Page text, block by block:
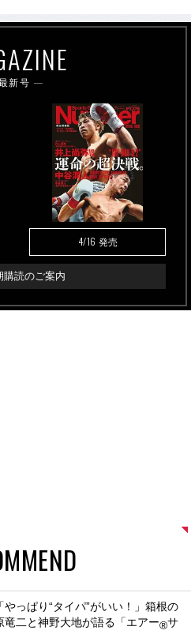
新号
4/16 発売
購読のご案内
やっぱり“タイパ”がいい！」箱根の
竜二と神野大地が語る「エアー®サ